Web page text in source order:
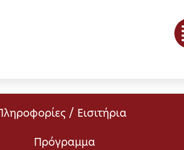
Πληροφορίες / Εισιτήρια
Πρόγραμμα